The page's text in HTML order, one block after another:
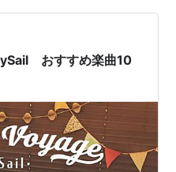
おすすめ楽曲10